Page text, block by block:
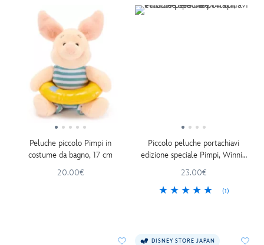
Peluche piccolo Pimpi in
costume da bagno, 17 cm
20.00€
Piccolo peluche portachiavi
edizione speciale Pimpi, Winnie
23.00€
(1)
DISNEY STORE JAPAN